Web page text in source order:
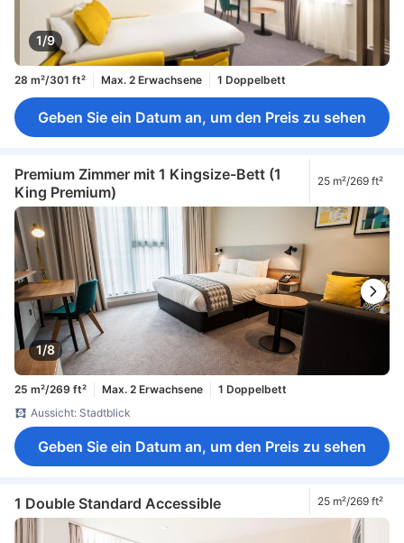
1/9
28 m²/301 ft² Max. 2 Erwachsene 1 Doppelbett
Geben Sie ein Datum an, um den Preis zu sehen
Premium Zimmer mit 1 Kingsize-Bett (1
King Premium)
25 m²/269 ft²
1/8
25 m²/269 ft² Max. 2 Erwachsene
1 Doppelbett
Aussicht: Stadtblick
Geben Sie ein Datum an, um den Preis zu sehen
1 Double Standard Accessible 25 m²/269 ft²